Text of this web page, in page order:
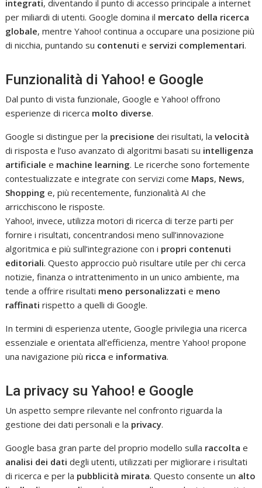
integrati, diventando il punto di accesso principale a internet
per miliardi di utenti. Google domina il mercato della ricerca
globale, mentre Yahoo! continua a occupare una posizione più
di nicchia, puntando su contenuti e servizi complementari.
Funzionalità di Yahoo! e Google
Dal punto di vista funzionale, Google e Yahoo! offrono
esperienze di ricerca molto diverse.
Google si distingue per la precisione dei risultati, lavelocità
di risposta e l’uso avanzato di algoritmi basati su intelligenza
artificiale e machine learning. Le ricerche sono fortemente
contestualizzate e integrate con servizi come Maps, News,
Shopping e, più recentemente, funzionalità AI che
arricchiscono le risposte.
Yahoo!, invece, utilizza motori di ricerca di terze parti per
fornire i risultati, concentrandosi meno sull’innovazione
algoritmica e più sull’integrazione con i propri contenuti
editoriali. Questo approccio può risultare utile per chi cerca
notizie, finanza o intrattenimento in un unico ambiente, ma
tende a offrire risultati meno personalizzati e meno
raffinati rispetto a quelli di Google.
In termini di esperienza utente, Google privilegia una ricerca
essenziale e orientata all’efficienza, mentre Yahoo! propone
una navigazione più ricca e informativa.
La privacy su Yahoo! e Google
Un aspetto sempre rilevante nel confronto riguarda la
gestione dei dati personali e la privacy.
Google basa gran parte del proprio modello sulla raccolta e
analisi dei dati degli utenti, utilizzati per migliorare i risultati
di ricerca e per la pubblicità mirata. Questo consente un alto